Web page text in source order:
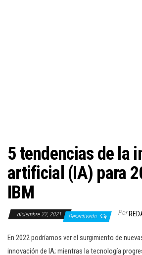
5 tendencias de la
artificial (IA) para
IBM
diciembre 22, 2021 Desactivado Por
En 2022 podríamos ver el surgimiento de
innovación de IA; mientras la tecnología